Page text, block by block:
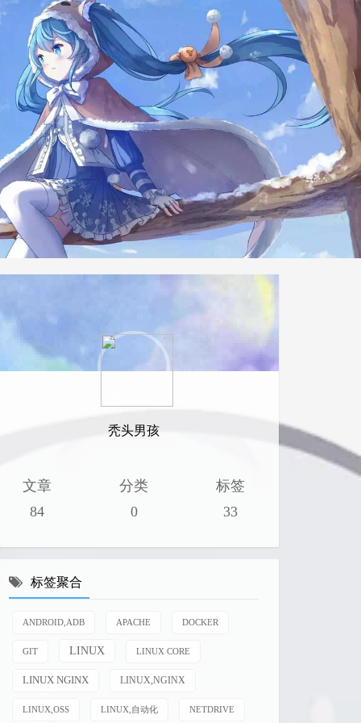
秃头男孩
文章
84
分类
0
标签
33
标签聚合
ANDROID,ADB APACHE DOCKER
GIT LINUX LINUX CORE
LINUX NGINX LINUX,NGINX
LINUX,OSS LINUX,自动化 NETDRIVE